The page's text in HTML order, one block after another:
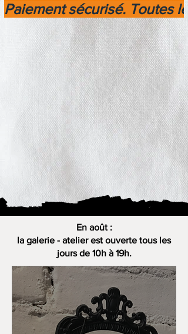
Paiement sécurisé. Toutes
En août :
la galerie - atelier est ouverte tous les
jours de 10h à 19h.